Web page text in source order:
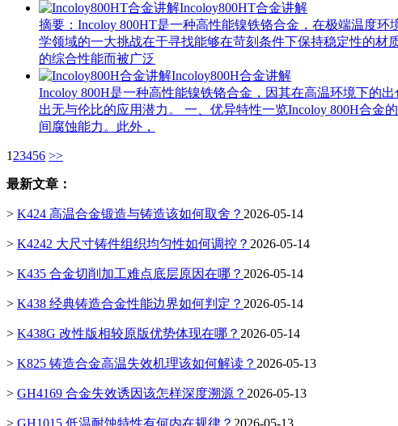
Incoloy800HT合金讲解
摘要：Incoloy 800HT是一种高性能镍铁铬合金，在极端温度
学领域的一大挑战在于寻找能够在苛刻条件下保持稳定性的材
的综合性能而被广泛
Incoloy800H合金讲解
Incoloy 800H是一种高性能镍铁铬合金，因其在高温环境下的
出无与伦比的应用潜力。 一、优异特性一览Incoloy 800H合金
间腐蚀能力。此外，
1 23456 >>
最新文章：
> K424 高温合金锻造与铸造该如何取舍？ 2026-05-14
> K4242 大尺寸铸件组织均匀性如何调控？ 2026-05-14
> K435 合金切削加工难点底层原因在哪？ 2026-05-14
> K438 经典铸造合金性能边界如何判定？ 2026-05-14
> K438G 改性版相较原版优势体现在哪？ 2026-05-14
> K825 铸造合金高温失效机理该如何解读？ 2026-05-13
> GH4169 合金失效诱因该怎样深度溯源？ 2026-05-13